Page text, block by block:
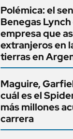
Polémica: el
Benegas
empresa que
extranjeros en
tierras en
Maguire,
cuál es el
más millones
carrera